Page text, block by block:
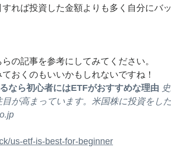
れば投資した金額よりも多く自分にバ
の記事を参考にしてみてください。
おくのもいいかもしれないですね！
なら初心者にはETFがおすすめな理由
が高まっています。米国株に投資をし
us-etf-is-best-for-beginner